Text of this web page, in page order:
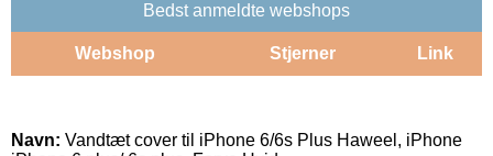
Bedst anmeldte webshops
Webshop Stjerner Link
Navn: Vandtæt cover til iPhone 6/6s Plus Haweel, iPhone